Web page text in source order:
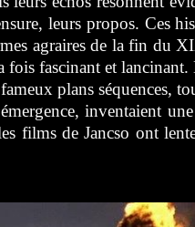
leurs propos. Ces
agraires de la fin du
fois fascinant et
plans séquences,
inventaient
films de Jancso ont